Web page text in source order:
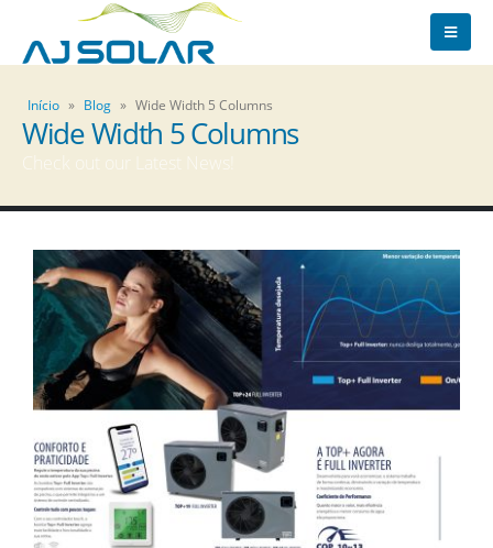
Início » Blog » Wide Width 5 Columns
Wide Width 5 Columns
Check out our Latest News!